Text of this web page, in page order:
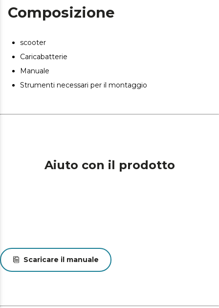
Composizione
scooter
Caricabatterie
Manuale
Strumenti necessari per il montaggio
Aiuto con il prodotto
Scaricare il manuale